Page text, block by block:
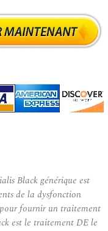
Black générique est
de la dysfonction
fournir un traitement
est le traitement DE le